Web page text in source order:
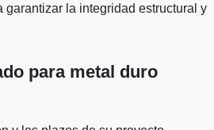
la integridad estructural y
para metal duro